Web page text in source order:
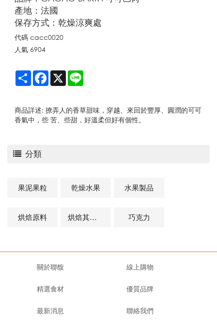
分類
果泥果粒 乾燥水果 水果製品
烘焙原料 烘焙其他及相關商品 巧克力
產地：法國
保存方式：乾燥涼爽處
代碼 cacc0020
人氣 6904
Share Facebook
X
商品詳述: 撩弄人的香草甜味，穿越、來回於豐厚、圓潤的可可
香氣中，些 苦、些甜，好溫柔但好有個性。
關於聯馥 線上購物
精選食材 優質品牌
最新消息 聯絡我們